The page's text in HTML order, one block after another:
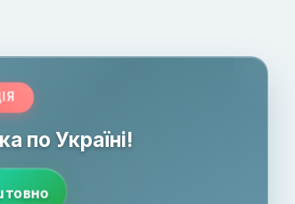
по Україні!